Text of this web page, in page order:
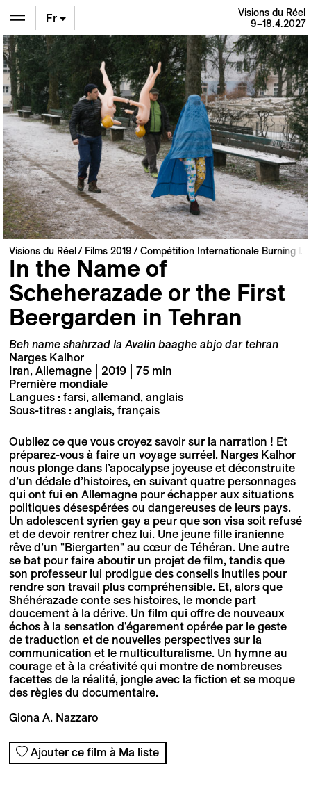
En
De
Fr
Visions du Réel
9–18.4.2027
Visions du Réel Films 2019 Compétition Internationale Burning
In the Name of
Scheherazade or the First
Beergarden in Tehran
Beh name shahrzad Ia Avalin baaghe abjo dar tehran
Narges Kalhor
Iran, Allemagne | 2019 | 75 min
Première mondiale
Langues : farsi, allemand, anglais
Sous-titres : anglais, français
Oubliez ce que vous croyez savoir sur la narration ! Et
préparez-vous à faire un voyage surréel. Narges Kalhor
nous plonge dans l’apocalypse joyeuse et déconstruite
d’un dédale d’histoires, en suivant quatre personnages
qui ont fui en Allemagne pour échapper aux situations
politiques désespérées ou dangereuses de leurs pays.
Un adolescent syrien gay a peur que son visa soit refusé
et de devoir rentrer chez lui. Une jeune fille iranienne
rêve d’un "Biergarten" au cœur de Téhéran. Une autre
se bat pour faire aboutir un projet de film, tandis que
son professeur lui prodigue des conseils inutiles pour
rendre son travail plus compréhensible. Et, alors que
Shéhérazade conte ses histoires, le monde part
doucement à la dérive. Un film qui offre de nouveaux
échos à la sensation d'égarement opérée par le geste
de traduction et de nouvelles perspectives sur la
communication et le multiculturalisme. Un hymne au
courage et à la créativité qui montre de nombreuses
facettes de la réalité, jongle avec la fiction et se moque
des règles du documentaire.
Giona A. Nazzaro
Ajouter ce film à Ma liste